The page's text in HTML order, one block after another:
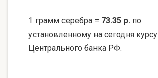
1 грамм серебра = 73.35 р. по
установленному на сегодня курсу
Центрального банка РФ.